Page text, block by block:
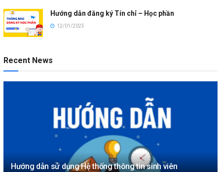
Hướng dẫn đăng ký Tín chỉ – Học phần
12/01/2025
Recent News
Hướng dẫn sử dụng Hệ thống thông tin sinh viên